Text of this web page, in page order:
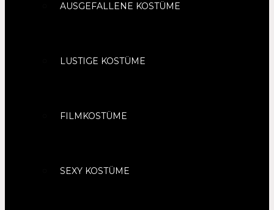
AUSGEFALLENE KOSTÜME
LUSTIGE KOSTÜME
FILMKOSTÜME
SEXY KOSTÜME